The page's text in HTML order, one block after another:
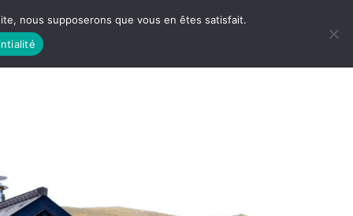
LIFE
nous supposerons que vous en êtes satisfait.